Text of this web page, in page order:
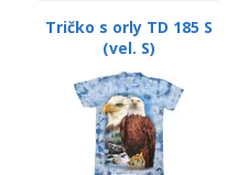
Tričko s orly TD 185 S
(vel. S)